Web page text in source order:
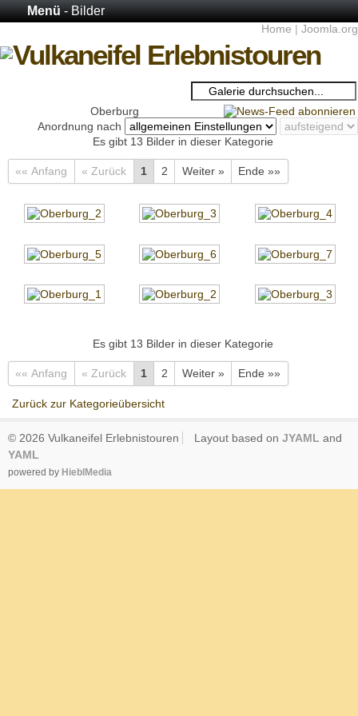
Menü- Bilder
Home | Joomla.org
Oberburg
Anordnung nach
Es gibt 13 Bilder in dieser Kategorie
«« Anfang « Zurück 1 2 Weiter » Ende »»
Es gibt 13 Bilder in dieser Kategorie
«« Anfang « Zurück 1 2 Weiter » Ende »»
Zurück zur Kategorieübersicht
© 2026 Vulkaneifel Erlebnistouren Layout based on JYAML and
YAML
powered by HieblMedia